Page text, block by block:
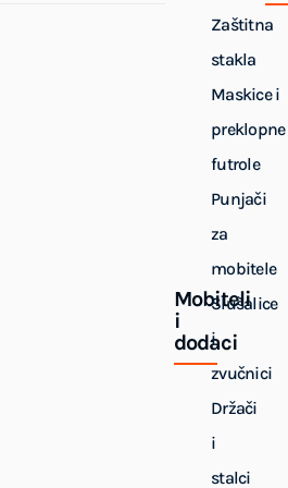
Mobiteli
i
dodaci
Zaštitna
stakla
Maskice i
preklopne
futrole
Punjači
za
mobitele
Slušalice
i
zvučnici
Držači
i
stalci